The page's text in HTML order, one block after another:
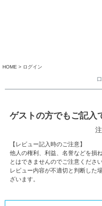
HOME ログイン
ゲストの方でもご記入
【レビュー記入時のご注意】
他人の権利、利益、名誉などを損
とはできませんのでご注意ください
レビュー内容が不適切と判断した
ざいます。